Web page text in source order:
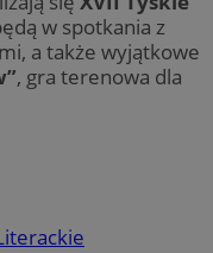
w spotkania z
a także wyjątkowe
, gra terenowa dla